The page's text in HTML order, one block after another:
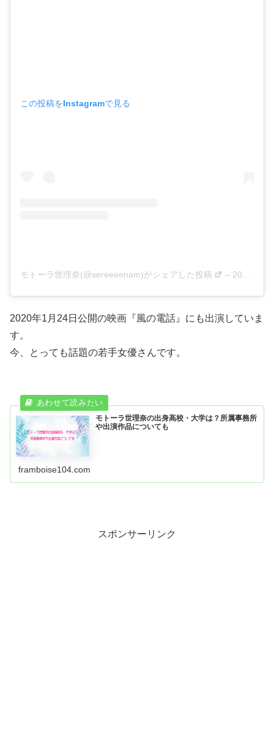
この投稿をInstagramで見る
モトーラ世理奈(@sereeeenam)がシェアした投稿 – 2019年11月月2日午前6時00分PDT
2020年1月24日公開の映画『風の電話』にも出演していま
す。
今、とっても話題の若手女優さんです。
モトーラ世理奈の出身高校・大学は？所属事務所
や出演作品についても
framboise104.com
スポンサーリンク